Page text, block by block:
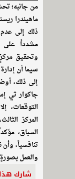
من جانبه؛
ماهيندرا
ذلك إلى عدم
مشدداً على
وتحقيق
سيما أن
إلى ذلك،
جاكوار تي
التوقعات،
المركز
السباق،
تنافسياً،
والعمل
شارك هذا